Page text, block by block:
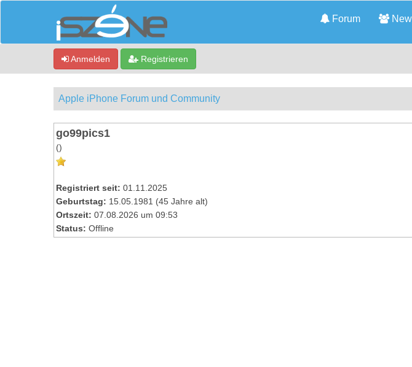
Forum
Anmelden Registrieren
Apple iPhone Forum und Community
go99pics1
()
Registriert seit: 01.11.2025
Geburtstag: 15.05.1981 (45 Jahre alt)
Ortszeit: 07.08.2026 um 09:53
Status: Offline